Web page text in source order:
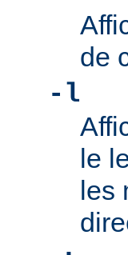
de
-l
le
les